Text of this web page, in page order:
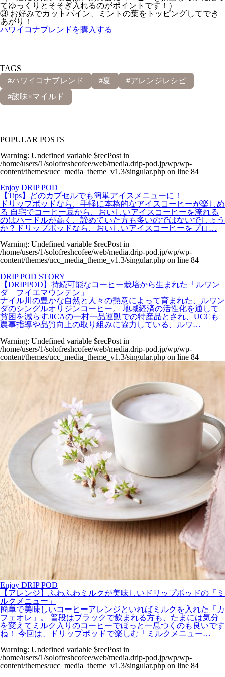
てゆっくりとそそぎ入れるのがポイントです！）
③ お好みでカットパイン、ミントの葉をトッピングしてでき
あがり！
ハワイコナブレンドを購入する
TAGS
#ハワイコナブレンド
#夏
#アレンジレシピ
#酸味×マイルド
POPULAR POSTS
Warning: Undefined variable $recPost in
/home/users/1/solofreshcofee/web/media.drip-pod.jp/wp/wp-
content/themes/ucc_media_theme_v1.3/singular.php on line 84
Enjoy DRIP POD
【Tips】どのカプセルでも簡単アイスメニューに！
ドリップポッドなら、手軽に本格的なアイスコーヒーが楽しめ
る 自宅でコーヒー豆から、おいしいアイスコーヒーを淹れる
のはハードルが高く、諦めていた方も多いのではないでしょう
か？ドリップポッドなら、おいしいアイスコーヒーをプロ…
Warning: Undefined variable $recPost in
/home/users/1/solofreshcofee/web/media.drip-pod.jp/wp/wp-
content/themes/ucc_media_theme_v1.3/singular.php on line 84
DRIP POD STORY
【DRIPPOD】持続可能なコーヒー栽培から生まれた「ルワン
ダ フイエマウンテン」
ナイル川の豊かな自然と人々の熱意によって育まれた、ルワン
ダのシングルオリジンコーヒー。 地域経済の活性化を通して
貧困を減らすJICAの一村一品運動での特産品とされ、UCCも
農事指導や品質向上の取り組みに協力している、ルワ…
Warning: Undefined variable $recPost in
/home/users/1/solofreshcofee/web/media.drip-pod.jp/wp/wp-
content/themes/ucc_media_theme_v1.3/singular.php on line 84
Enjoy DRIP POD
【アレンジ】ふわふわミルクが美味しいドリップポッドの「ミ
ルクメニュー」
簡単で美味しいコーヒーアレンジといればミルクを入れた「カ
フェオレ」。 普段はブラックで飲まれる方も、たまには気分
を変えてミルク入りのコーヒーでほっと一息つくのも良いです
ね！ 今回は、ドリップポッドで楽しむ「ミルクメニュー…
Warning: Undefined variable $recPost in
/home/users/1/solofreshcofee/web/media.drip-pod.jp/wp/wp-
content/themes/ucc_media_theme_v1.3/singular.php on line 84